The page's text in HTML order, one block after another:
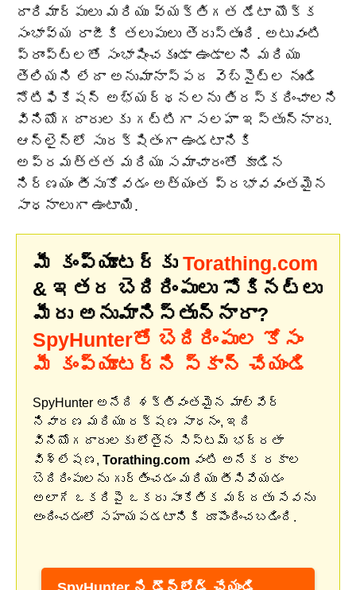
దారిమార్పులు మరియు వ్యక్తిగత డేటా యొక్క
సంభావ్య రాజీకి తలుపులు తెరుస్తుంది. అటువంటి
ప్రాంప్ట్‌లతో సంభాషించకుండా ఉండాలని మరియు
తెలియని లేదా అనుమానాస్పద వెబ్‌సైట్‌ల నుండి
నోటిఫికేషన్ అభ్యర్థనలను తిరస్కరించాలని
వినియోగదారులకు గట్టిగా సలహా ఇస్తున్నారు.
ఆన్‌లైన్‌లో సురక్షితంగా ఉండటానికి
అప్రమత్తత మరియు సమాచారంతో కూడిన
నిర్ణయం తీసుకోవడం అత్యంత ప్రభావవంతమైన
సాధనాలుగా ఉంటాయి.
మీ కంప్యూటర్‌కు Torathing.com
& ఇతర బెదిరింపులు సోకినట్లు
మీరు అనుమానిస్తున్నారా?
SpyHunterతో బెదిరింపుల కోసం
మీ కంప్యూటర్‌ని స్కాన్ చేయండి
SpyHunter అనేది శక్తివంతమైన మాల్వేర్
నివారణ మరియు రక్షణ సాధనం, ఇది
వినియోగదారులకు లోతైన సిస్టమ్ భద్రతా
విశ్లేషణ, Torathing.com వంటి అనేక రకాల
బెదిరింపులను గుర్తించడం మరియు తీసివేయడం
అలాగే ఒకరిపై ఒకరు సాంకేతిక మద్దతు సేవను
అందించడంలో సహాయపడటానికి రూపొందించబడింది.